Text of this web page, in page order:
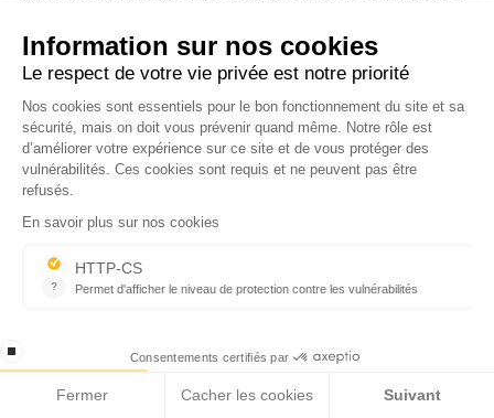
La Poste s'interdit expressément, tant pour elle-même que pour
ses agents, toute ouverture des Colis scellé comme des Plis
Si l'ouverture d'un ou plusieurs Colis scellé ou Pli scellé est
demandée lors d'un contrôle de police, La Poste avertira les
destinataires concernés.
Les Colis scellés seront livrés dans le respect des dispositions de
l'Article R. 5125-49 du code de la santé publique.
La Poste s'engage à signaler tout dommage ou perte des Colis
scellés pris en charge au Pharmacien et à l'Utilisateur.
9. La livraison du Colis scellé à l'adresse désignée par l'Utilisateur
Pharmacien au sein de l’Officine. Puis, l’Agent livre le Colis et le Pli